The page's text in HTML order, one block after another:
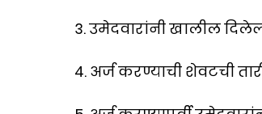
3. उमेदवारांनी खालील
4. अर्ज करण्याची शेवटची